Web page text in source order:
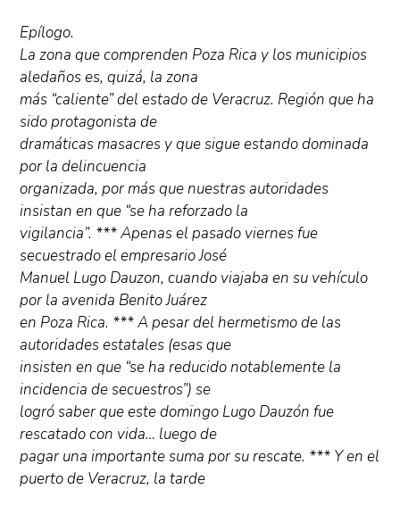
Epílogo.
La zona que comprenden Poza Rica y los municipios
aledaños es, quizá, la zona
más “caliente” del estado de Veracruz. Región que ha
sido protagonista de
dramáticas masacres y que sigue estando dominada
por la delincuencia
organizada, por más que nuestras autoridades
insistan en que “se ha reforzado la
vigilancia”. *** Apenas el pasado viernes fue
secuestrado el empresario José
Manuel Lugo Dauzon, cuando viajaba en su vehículo
por la avenida Benito Juárez
en Poza Rica. *** A pesar del hermetismo de las
autoridades estatales (esas que
insisten en que “se ha reducido notablemente la
incidencia de secuestros”) se
logró saber que este domingo Lugo Dauzón fue
rescatado con vida… luego de
pagar una importante suma por su rescate. *** Y en el
puerto de Veracruz, la tarde